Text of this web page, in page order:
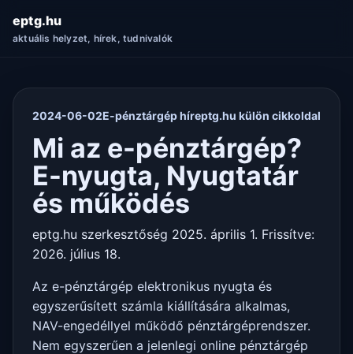
eptg.hu
aktuális helyzet, hírek, tudnivalók
2024-06-02E-pénztárgép híreptg.hu külön cikkoldal
Mi az e-pénztárgép?
E-nyugta, Nyugtatár
és működés
eptg.hu szerkesztőség 2025. április 1. Frissítve:
2026. július 18.
Az e-pénztárgép elektronikus nyugta és
egyszerűsített számla kiállítására alkalmas,
NAV-engedéllyel működő pénztárgéprendszer.
Nem egyszerűen a jelenlegi online pénztárgép